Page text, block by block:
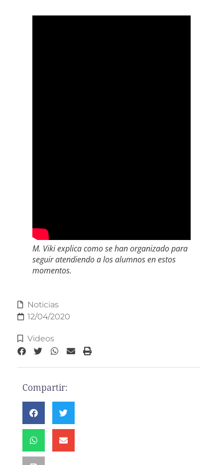
M. Viki explica como se han organizado para
seguir atendiendo a los alumnos en estos
momentos.
Noticias
12/04/2020
Videos
Compartir: